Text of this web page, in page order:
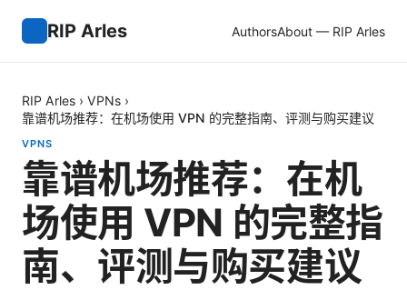
RIP Arles AuthorsAbout — RIP Arles
RIP Arles › VPNs ›
靠谱机场推荐：在机场使用 VPN 的完整指南、评测与购买建议
VPNS
靠谱机场推荐：在机
场使用 VPN 的完整指
南、评测与购买建议